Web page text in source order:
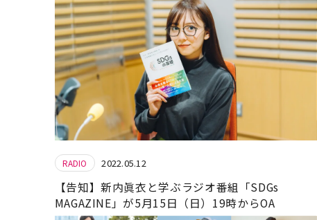
RADIO 2022.05.12
【告知】新内眞衣と学ぶラジオ番組「SDGs
MAGAZINE」が5月15日（日）19時からOA